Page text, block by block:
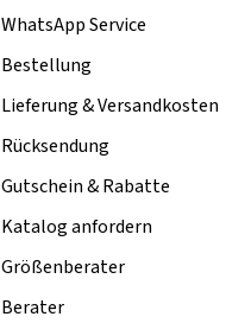
WhatsApp Service
Bestellung
Lieferung & Versandkosten
Rücksendung
Gutschein & Rabatte
Katalog anfordern
Größenberater
Berater